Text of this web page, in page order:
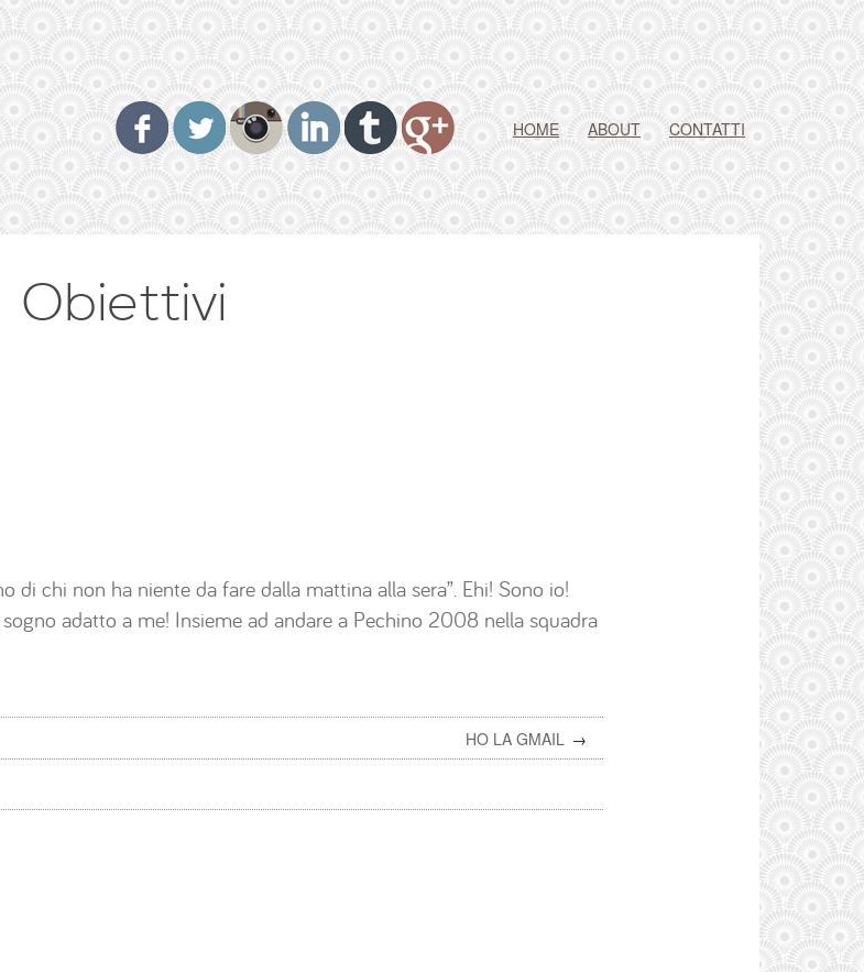
HOME ABOUT CONTATTI
Obiettivi
di chi non ha niente da fare dalla mattina alla sera”. Ehi! Sono io!
adatto a me! Insieme ad andare a Pechino 2008 nella squadra
HO LA GMAIL →